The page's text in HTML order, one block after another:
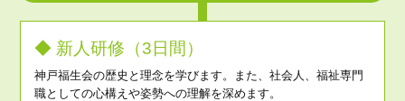
◆ 新人研修（3日間）
神戸福生会の歴史と理念を学びます。また、社会人、福祉専門
職としての心構えや姿勢への理解を深めます。